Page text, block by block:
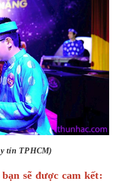
tín TPHCM)
sẽ được cam kết: